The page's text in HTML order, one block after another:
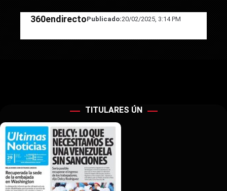
360endirectoPublicado:20/02/2025, 3:14 PM
TITULARES ÚN